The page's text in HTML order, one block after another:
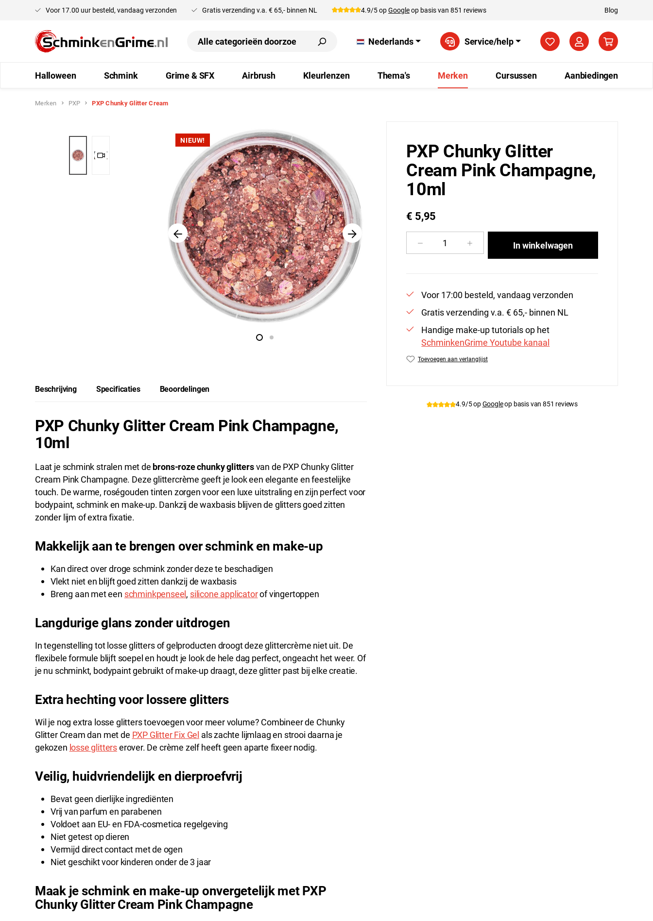
Ga naar de hoofdnavigatie
Voor 17.00 uur besteld, vandaag verzonden Gratis verzending v.a. € 65,- binnen NL 4.9/5 opGoogleop basis van 851 reviews Blog
Nederlands Service/help Je hebt 0 items op je
Halloween Schmink Grime & SFX Airbrush Kleurlenzen Thema's Merken Cursussen Aanbiedingen
Merken PXP PXP Chunky Glitter Cream
NIEUW!
PXP Chunky Glitter
Cream Pink Champagne,
10ml
€ 5,95
Producthoeveelheid: Voer de gewenste
In winkelwagen
Voor 17:00 besteld, vandaag verzonden
Gratis verzending v.a. € 65,- binnen NL
Handige make-up tutorials op het
SchminkenGrime Youtube kanaal
Toevoegen aan verlanglijst
4.9/5 opGoogleop basis van 851 reviews
Beschrijving Specificaties Beoordelingen
PXP Chunky Glitter Cream Pink Champagne,
10ml
Laat je schmink stralen met de brons-roze chunky glittersvan de PXP Chunky Glitter
Cream Pink Champagne. Deze glittercrème geeft je look een elegante en feestelijke
touch. De warme, roségouden tinten zorgen voor een luxe uitstraling en zijn perfect voor
bodypaint, schmink en make-up. Dankzij de waxbasis blijven de glitters goed zitten
zonder lijm of extra fixatie.
Makkelijk aan te brengen over schmink en make-up
Kan direct over droge schmink zonder deze te beschadigen
Vlekt niet en blijft goed zitten dankzij de waxbasis
Breng aan met een schminkpenseel, silicone applicatorof vingertoppen
Langdurige glans zonder uitdrogen
In tegenstelling tot losse glitters of gelproducten droogt deze glittercrème niet uit. De
flexibele formule blijft soepel en houdt je look de hele dag perfect, ongeacht het weer. Of
je nu schminkt, bodypaint gebruikt of make-up draagt, deze glitter past bij elke creatie.
Extra hechting voor lossere glitters
Wil je nog extra losse glitters toevoegen voor meer volume? Combineer de Chunky
Glitter Cream dan met de PXP Glitter Fix Gel als zachte lijmlaag en strooi daarna je
gekozen losse glitterserover. De crème zelf heeft geen aparte fixeer nodig.
Veilig, huidvriendelijk en dierproefvrij
Bevat geen dierlijke ingrediënten
Vrij van parfum en parabenen
Voldoet aan EU- en FDA-cosmetica regelgeving
Niet getest op dieren
Vermijd direct contact met de ogen
Niet geschikt voor kinderen onder de 3 jaar
Maak je schmink en make-up onvergetelijk met PXP
Chunky Glitter Cream Pink Champagne